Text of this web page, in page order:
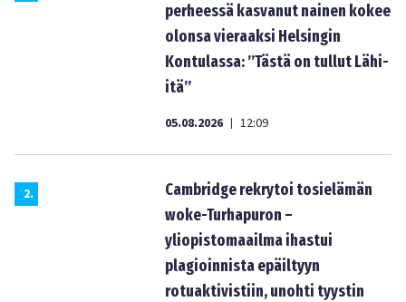
perheessä kasvanut nainen kokee
olonsa vieraaksi Helsingin
Kontulassa: ”Tästä on tullut Lähi-
itä”
05.08.2026 | 12:09
2.
Cambridge rekrytoi tosielämän
woke-Turhapuron –
yliopistomaailma ihastui
plagioinnista epäiltyyn
rotuaktivistiin, unohti tyystin